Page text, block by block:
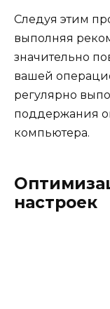
Следуя этим
выполняя
значительно
вашей
регулярно
поддержания
компьютера.
настроек